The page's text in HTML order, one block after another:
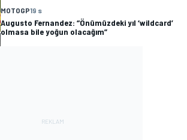
MOTOGP19 s
Augusto Fernandez: “Önümüzdeki yıl ‘wildcard’
olmasa bile yoğun olacağım”